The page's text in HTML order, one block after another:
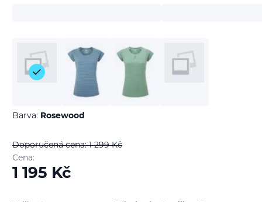
Barva: Rosewood
Doporučená cena: 1 299Kč
Cena:
1 195 Kč